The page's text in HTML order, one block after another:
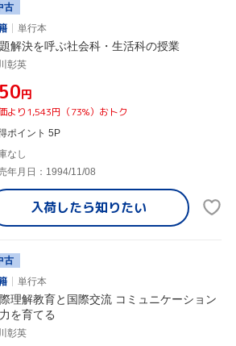
古
単行本
解決を呼ぶ社会科・生活科の授業
彰英
円
より1,543円（73%）おトク
ポイント 5P
なし
年月日：1994/11/08
入荷したら知りたい
古
単行本
理解教育と国際交流 コミュニケーション
を育てる
彰英